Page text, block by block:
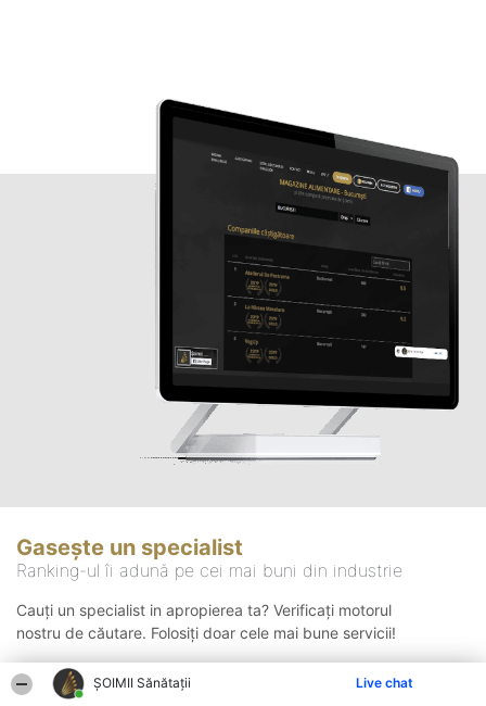
ŞOIMII Sănătații Live chat
Gasește un specialist
Ranking-ul îi adună pe cei mai buni din industrie
Cauți un specialist in apropierea ta? Verificați motorul
nostru de căutare. Folosiți doar cele mai bune servicii!